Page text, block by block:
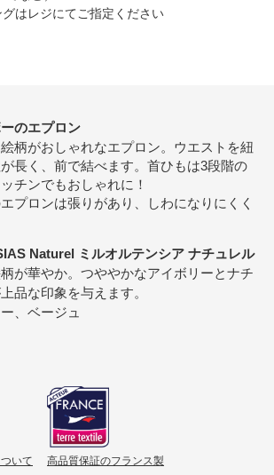
はレジにてご指定ください
のエプロン
柄がおしゃれなエプロン。ウエストを紐
長く、前で結べます。首ひもは3段階の
チンでもおしゃれに！
エプロンは張りがあり、しわになりにくく
Naturel ミルオルテンシア ナチュレル
が華やか。つややかなアイボリーとナチ
品な印象を与えます。
、ベージュ
いて 高品質保証のフランス製